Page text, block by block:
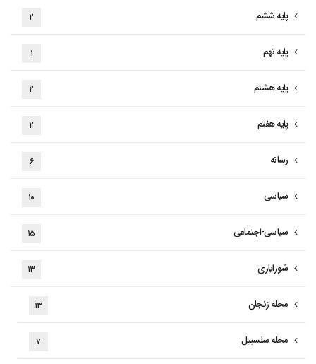
پایه ششم ۲
پایه نهم ۱
پایه هشتم ۲
پایه هفتم ۲
رسانه ۶
سیاسی ۱۰
سیاسی-اجتماعی ۱۵
شورایاری ۱۳
محله زنجان ۱۳
محله سلسبیل ۷